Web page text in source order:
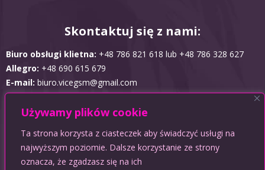
Używamy plików cookie
Ta strona korzysta z ciasteczek aby świadczyć usługi na
najwyższym poziomie. Dalsze korzystanie ze strony
oznacza, że zgadzasz się na ich
Skontaktuj się z nami:
Biuro obsługi klietna: +48 786 821 618 lub +48 786 328 627
Allegro: +48 690 615 679
E-mail: biuro.vicegsm@gmail.com
Obsługujemy płatności: